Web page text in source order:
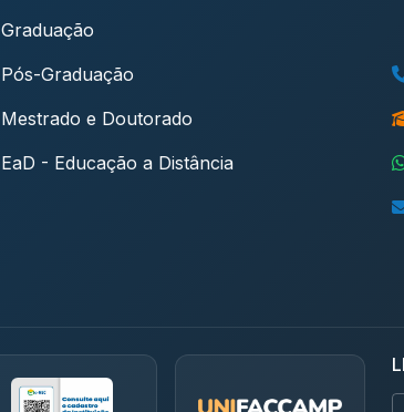
Graduação
Pós-Graduação
Mestrado e Doutorado
EaD - Educação a Distância